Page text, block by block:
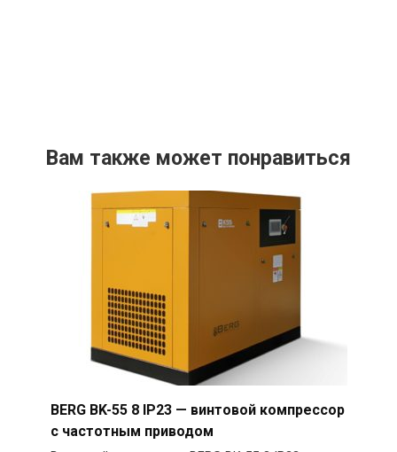
Вам также может понравиться
BERG BK-55 8 IP23 — винтовой компрессор
с частотным приводом